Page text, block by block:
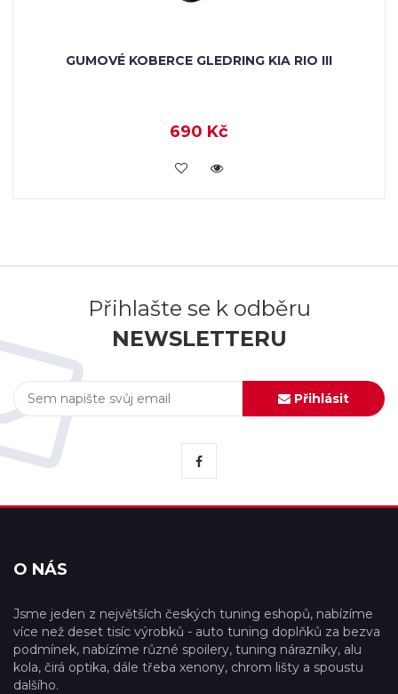
GUMOVÉ KOBERCE GLEDRING KIA RIO III
690 Kč
KOUPIT
Přihlašte se k odběru
NEWSLETTERU
Přihlásit
O NÁS
Jsme jeden z největších českých tuning eshopů, nabízíme
více než deset tisíc výrobků - auto tuning doplňků za bezva
podmínek, nabízíme různé spoilery, tuning nárazníky, alu
kola, čirá optika, dále třeba xenony, chrom lišty a spoustu
dalšího.